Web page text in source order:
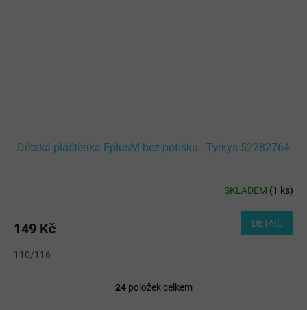
Dětská pláštěnka EplusM bez potisku - Tyrkys 52282764
SKLADEM (1 ks)
149 Kč DETAIL
110/116
O
24položek celkem